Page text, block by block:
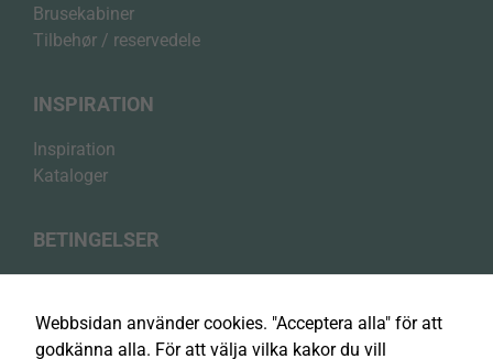
Brusekabiner
Tilbehør / reservedele
INSPIRATION
Inspiration
Kataloger
BETINGELSER
Cookiepolitik
Handelsbetingelser
Webbsidan använder cookies. "Acceptera alla" för att
godkänna alla. För att välja vilka kakor du vill